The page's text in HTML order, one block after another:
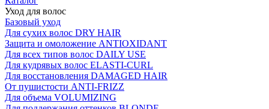
Уход для волос
Базовый уход
Для сухих волос DRY HAIR
Защита и омоложение ANTIOXIDANT
Для всех типов волос DAILY USE
Для кудрявых волос ELASTI-CURL
Для восстановления DAMAGED HAIR
От пушистости ANTI-FRIZZ
Для объема VOLUMIZING